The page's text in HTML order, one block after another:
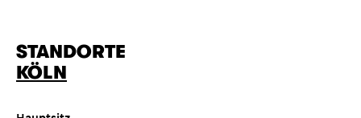
STANDORTE
KÖLN